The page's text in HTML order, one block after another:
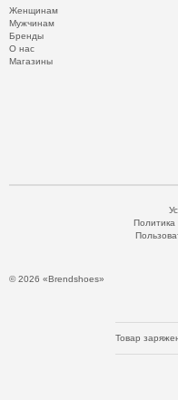
Женщинам
Мужчинам
Бренды
О нас
Магазины
© 2026 «Brendshoes»
Политика
Товар